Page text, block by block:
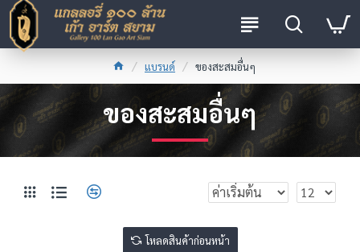
แบรนด์ ของสะสมอื่นๆ
ของสะสมอื่นๆ
โหลดสินค้าก่อนหน้า